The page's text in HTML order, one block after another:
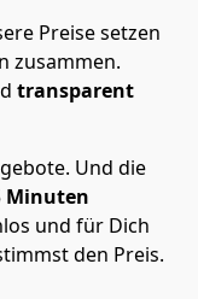
Preise setzen
zusammen.
transparent
Und die
Minuten
und für Dich
den Preis.